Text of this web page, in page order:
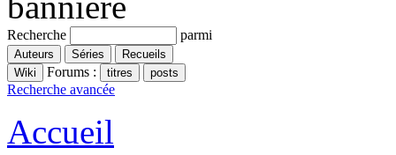
Recherche parmi
Forums :
Recherche avancée
Accueil